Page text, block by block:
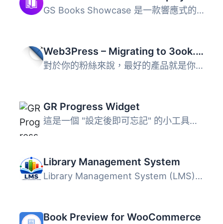
GS Books Showcase 是一款響應式的 WordPress 外掛，專為優雅...
Web3Press – Migrating to 3ook.com Decentralized Bookstore
對於你的粉絲來說，最好的產品就是你的創意。Web3Press 將你...
GR Progress Widget
這是一個 "設定後即可忘記" 的小工具，可以讓您顯示來自 Good...
Library Management System
Library Management System (LMS) 將您的 WordPress 網站轉變...
Book Preview for WooCommerce